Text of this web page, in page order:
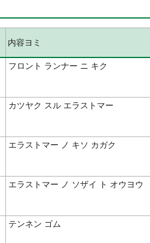
内容ヨミ
フロント ランナー ニ キク
カツヤク スル エラストマー
エラストマー ノ キソ カガク
エラストマー ノ ソザイ ト オウヨウ
テンネン ゴム